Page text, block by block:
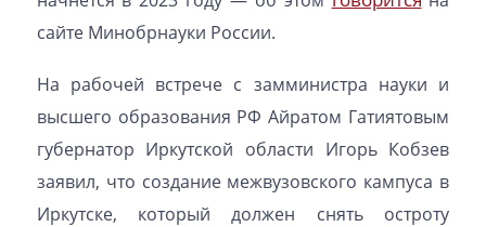
сайте Минобрнауки России.
На рабочей встрече с замминистра науки и
высшего образования РФ Айратом Гатиятовым
губернатор Иркутской области Игорь Кобзев
заявил, что создание межвузовского кампуса в
Иркутске, который должен снять остроту